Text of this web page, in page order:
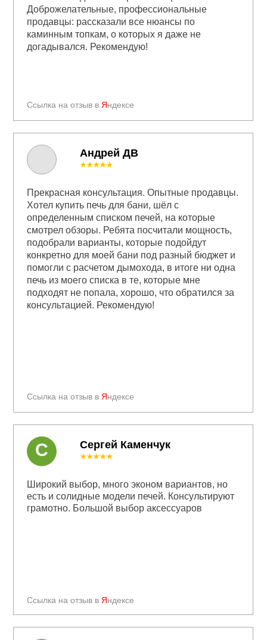
Ссылка на отзыв в Яндексе
Доброжелательные, профессиональные
продавцы: рассказали все нюансы по
каминным топкам, о которых я даже не
догадывался. Рекомендую!
Андрей ДВ
Ссылка на отзыв в Яндексе
★★★★★
Прекрасная консультация. Опытные продавцы.
Хотел купить печь для бани, шёл с
определенным списком печей, на которые
смотрел обзоры. Ребята посчитали мощность,
подобрали варианты, которые подойдут
конкретно для моей бани под разный бюджет и
помогли с расчетом дымохода, в итоге ни одна
печь из моего списка в те, которые мне
подходят не попала, хорошо, что обратился за
консультацией. Рекомендую!
Сергей Каменчук
Ссылка на отзыв в Яндексе
★★★★★
Широкий выбор, много эконом вариантов, но
есть и солидные модели печей. Консультируют
грамотно. Большой выбор аксессуаров
С